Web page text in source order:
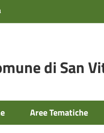
di San
Aree Tematiche
Anniversario della